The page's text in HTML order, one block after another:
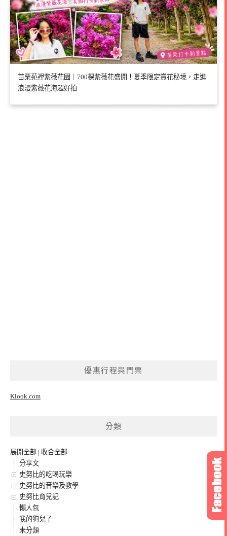
苗栗苑裡紫薇花園｜700棵紫薇花盛開！夏季限定賞花秘境，走進
浪漫紫薇花海超好拍
優惠行程與門票
Klook.com
分類
展開全部 | 收合全部
分享文
史努比的吃喝玩樂
史努比的音樂及教學
史努比育兒記
懶人包
我的狗兒子
未分類